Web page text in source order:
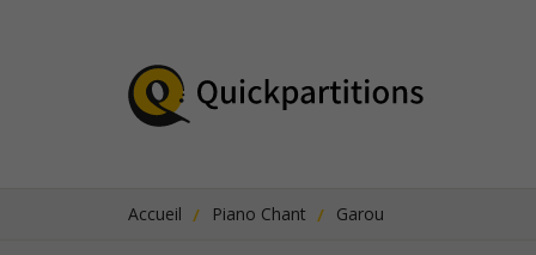
Accueil Piano Chant Garou